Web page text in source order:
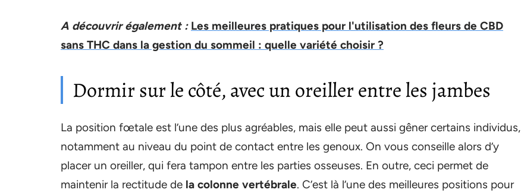
A découvrir également : Les meilleures pratiques pour l'utilisation des fleurs de CBD
sans THC dans la gestion du sommeil : quelle variété choisir ?
Dormir sur le côté, avec un oreiller entre les jambes
La position fœtale est l’une des plus agréables, mais elle peut aussi gêner certains individus,
notamment au niveau du point de contact entre les genoux. On vous conseille alors d’y
placer un oreiller, qui fera tampon entre les parties osseuses. En outre, ceci permet de
maintenir la rectitude de la colonne vertébrale. C’est là l’une des meilleures positions pour